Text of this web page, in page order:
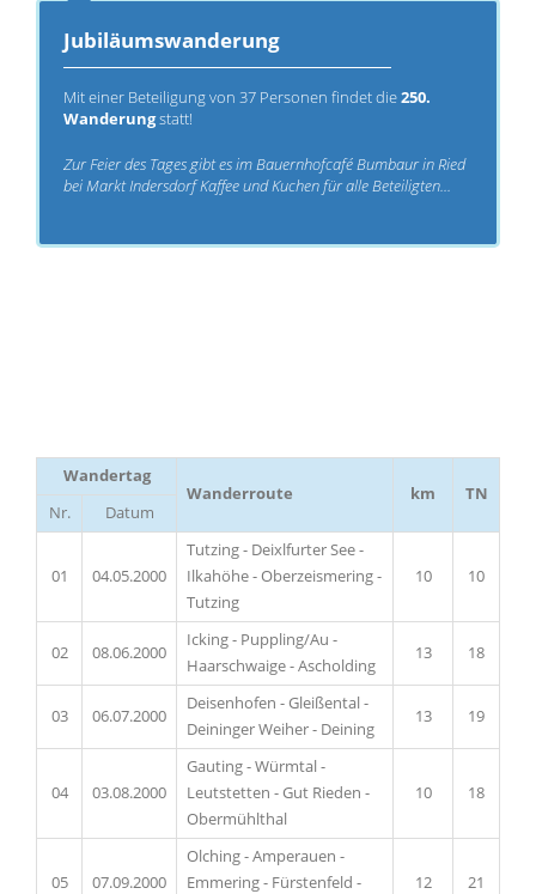
Jubiläumswanderung
Mit einer Beteiligung von 37 Personen findet die250.
Wanderungstatt!
Zur Feier des Tages gibt es im Bauernhofcafé Bumbaur in Ried
bei Markt Indersdorf Kaffee und Kuchen für alle Beteiligten...
Wandertag
Wanderroute
km
TN
Nr.
Datum
01 04.05.2000
Tutzing - Deixlfurter See -
Ilkahöhe - Oberzeismering -
Tutzing
10 10
02 08.06.2000
Icking - Puppling/Au -
Haarschwaige - Ascholding
13 18
03 06.07.2000
Deisenhofen - Gleißental -
Deininger Weiher - Deining
13 19
04 03.08.2000
Gauting - Würmtal -
Leutstetten - Gut Rieden -
Obermühlthal
10 18
05 07.09.2000
Olching - Amperauen -
Emmering - Fürstenfeld -
12 21